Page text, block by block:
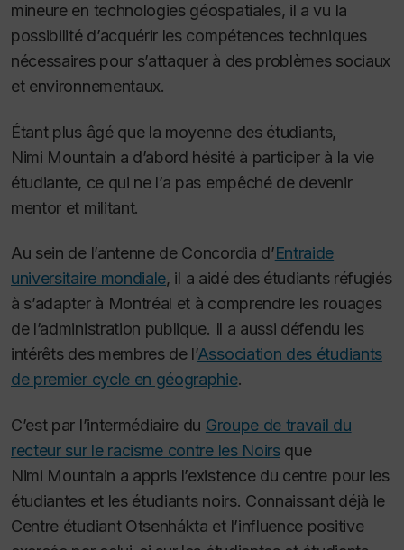
mineure en technologies géospatiales, il a vu la
possibilité d’acquérir les compétences techniques
nécessaires pour s’attaquer à des problèmes sociaux
et environnementaux.
Étant plus âgé que la moyenne des étudiants,
Nimi Mountain a d’abord hésité à participer à la vie
étudiante, ce qui ne l’a pas empêché de devenir
mentor et militant.
Au sein de l’antenne de Concordia d’Entraide
universitaire mondiale, il a aidé des étudiants réfugiés
à s’adapter à Montréal et à comprendre les rouages
de l’administration publique. Il a aussi défendu les
intérêts des membres de l’Association des étudiants
de premier cycle en géographie.
C’est par l’intermédiaire du Groupe de travail du
recteur sur le racisme contre les Noirsque
Nimi Mountain a appris l’existence du centre pour les
étudiantes et les étudiants noirs. Connaissant déjà le
Centre étudiant Otsenhákta et l’influence positive